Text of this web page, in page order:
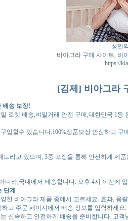
성인
비아그라 구매 사이트, 비
https://
[김제] 비아그라
배송 보장!
로켓 배송,비밀거래 안전 구매,대한민국 1
입할수 있습니다.100%정품보장 안심하고 구
드리고 있으며, 3중 포장을 통해 안전하게 제
니라,국내에서 배송합니다. 오후 4시 이전에
단계
한 비아그라 제품 중에서 고르세요. 효과, 용
고 주문 페이지에서 배송 정보를 입력하세
신속하고 안전하게 배송을 준비합니다. 고